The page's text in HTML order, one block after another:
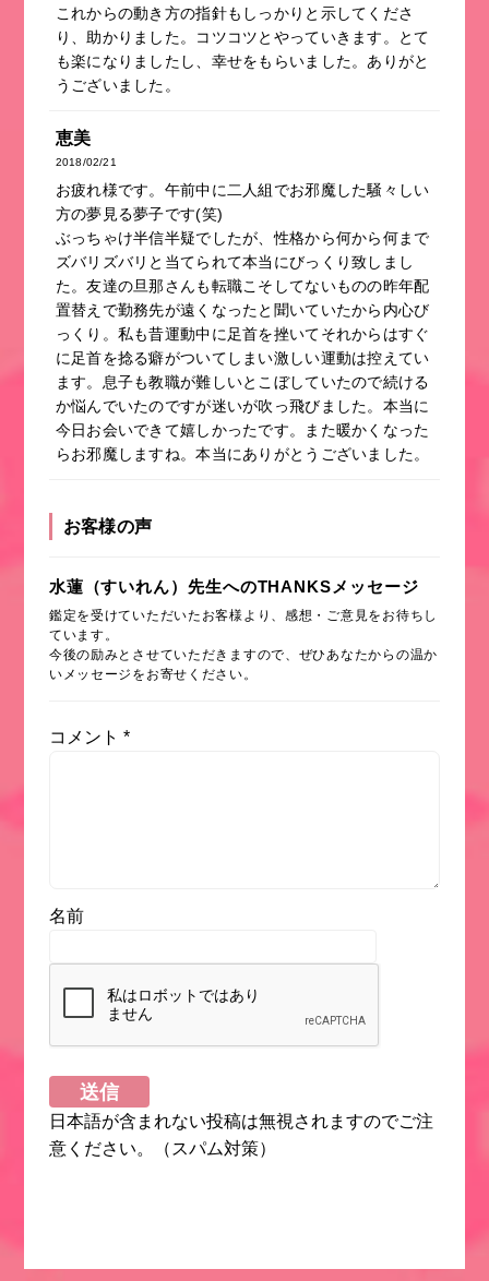
これからの動き方の指針もしっかりと示してくださ
り、助かりました。コツコツとやっていきます。とて
も楽になりましたし、幸せをもらいました。ありがと
うございました。
恵美
2018/02/21
お疲れ様です。午前中に二人組でお邪魔した騒々しい
方の夢見る夢子です(笑)
ぶっちゃけ半信半疑でしたが、性格から何から何まで
ズバリズバリと当てられて本当にびっくり致しまし
た。友達の旦那さんも転職こそしてないものの昨年配
置替えで勤務先が遠くなったと聞いていたから内心び
っくり。私も昔運動中に足首を挫いてそれからはすぐ
に足首を捻る癖がついてしまい激しい運動は控えてい
ます。息子も教職が難しいとこぼしていたので続ける
か悩んでいたのですが迷いが吹っ飛びました。本当に
今日お会いできて嬉しかったです。また暖かくなった
らお邪魔しますね。本当にありがとうございました。
お客様の声
水蓮（すいれん）先生へのTHANKSメッセージ
鑑定を受けていただいたお客様より、感想・ご意見をお待ちし
ています。
今後の励みとさせていただきますので、ぜひあなたからの温か
いメッセージをお寄せください。
コメント *
名前
日本語が含まれない投稿は無視されますのでご注
意ください。（スパム対策）